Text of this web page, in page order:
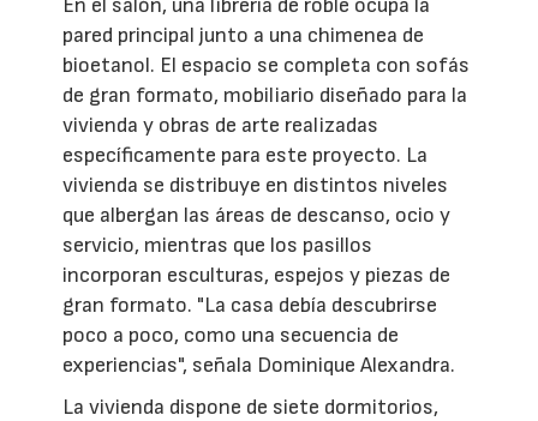
En el salón, una librería de roble ocupa la
pared principal junto a una chimenea de
bioetanol. El espacio se completa con sofás
de gran formato, mobiliario diseñado para la
vivienda y obras de arte realizadas
específicamente para este proyecto. La
vivienda se distribuye en distintos niveles
que albergan las áreas de descanso, ocio y
servicio, mientras que los pasillos
incorporan esculturas, espejos y piezas de
gran formato. "La casa debía descubrirse
poco a poco, como una secuencia de
experiencias", señala Dominique Alexandra.
La vivienda dispone de siete dormitorios,